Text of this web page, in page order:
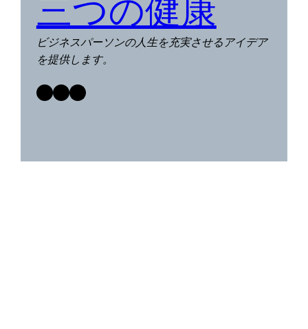
三つの健康
ビジネスパーソンの人生を充実させるアイデア
を提供します。
Facebook
Twitter
LinkedIn